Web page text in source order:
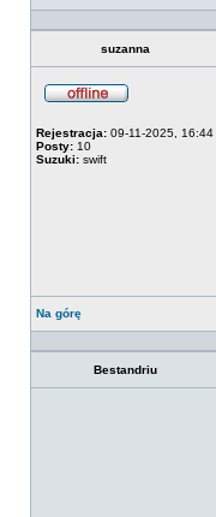
suzanna
Rejestracja: 09-11-2025, 16:44
Posty: 10
Suzuki: swift
Na górę
Bestandriu